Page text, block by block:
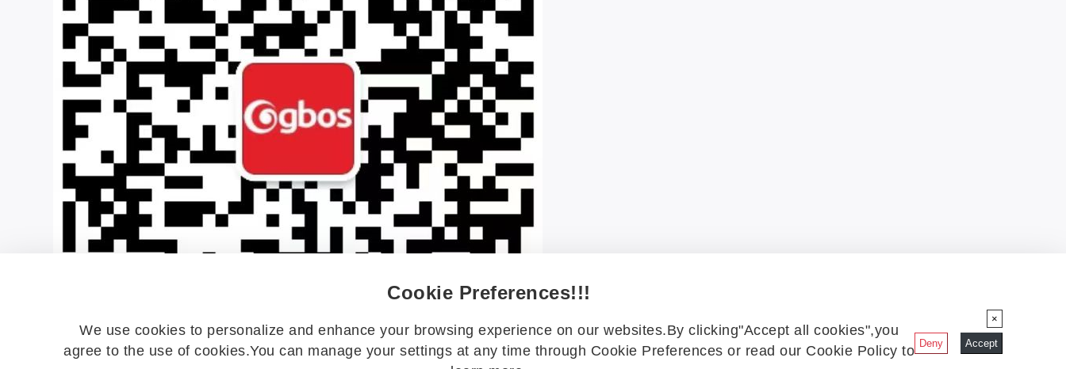
Cookie Preferences!!!
We use cookies to personalize and enhance your browsing experience on our websites.By clicking"Accept all cookies",you
agree to the use of cookies.You can manage your settings at any time through Cookie Preferences or read our Cookie Policy to
×
Deny Accept